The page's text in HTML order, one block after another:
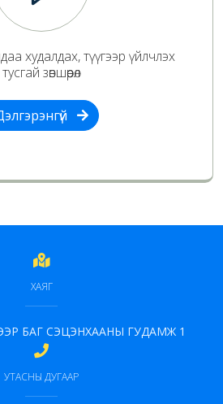
худалдах, түүгээр үйлчлэх
тусгай зөвшөөрөл
ХАЯГ
БАГ СЭЦЭНХААНЫ ГУДАМЖ 1
УТАСНЫ ДУГААР